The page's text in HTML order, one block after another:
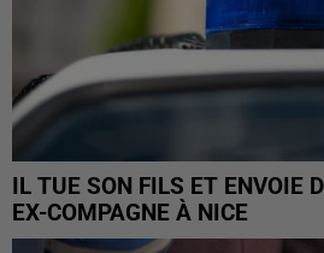
IL TUE SON FILS ET ENVOIE
EX-COMPAGNE À NICE